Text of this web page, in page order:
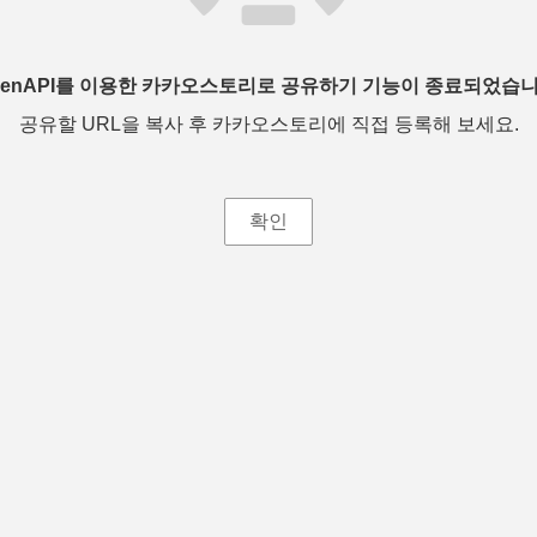
를 이용한 카카오스토리로 공유하기 기능이 종료되었습
공유할 URL을 복사 후 카카오스토리에 직접 등록해 보세요.
확인